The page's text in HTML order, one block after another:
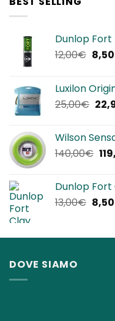
Dunlop Fort
12,00€ Il
era:
8,50
Luxilon
25,00€ Il
era:
Wilson
140,00€ Il
Dunlop Fort
13,00€ Il
era:
8,50
DOVE SIAMO